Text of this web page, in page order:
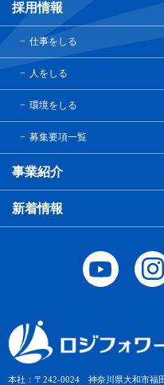
本社：〒242-0024 神奈川県大和市福
採用情報
仕事をしる
人をしる
環境をしる
募集要項一覧
事業紹介
新着情報